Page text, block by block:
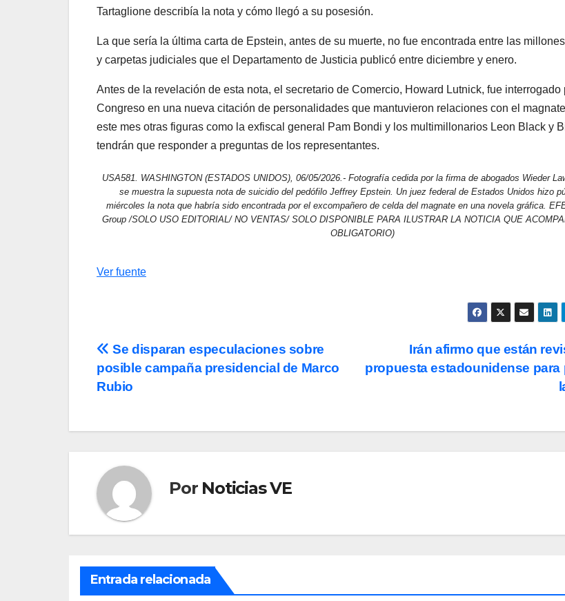
Tartaglione describía la nota y cómo llegó a su posesión.
La que sería la última carta de Epstein, antes de su muerte, no fue encontrada entre las
y carpetas judiciales que el Departamento de Justicia publicó entre diciembre y enero.
Antes de la revelación de esta nota, el secretario de Comercio, Howard Lutnick, fue interrogado
Congreso en una nueva citación de personalidades que mantuvieron relaciones con el
este mes otras figuras como la exfiscal general Pam Bondi y los multimillonarios Leon Black y
tendrán que responder a preguntas de los representantes.
USA581. WASHINGTON (ESTADOS UNIDOS), 06/05/2026.- Fotografía cedida por la firma de abogados Wieder
se muestra la supuesta nota de suicidio del pedófilo Jeffrey Epstein. Un juez federal de Estados Unidos hizo
miércoles la nota que habría sido encontrada por el excompañero de celda del magnate en una novela gráfica.
Group /SOLO USO EDITORIAL/ NO VENTAS/ SOLO DISPONIBLE PARA ILUSTRAR LA NOTICIA QUE
OBLIGATORIO)
Ver fuente
Navegación
de
Irán afirmo que están
propuesta estadounidense para
Se disparan especulaciones sobre
posible campaña presidencial de Marco
Rubio
Por Noticias VE
Entrada relacionada